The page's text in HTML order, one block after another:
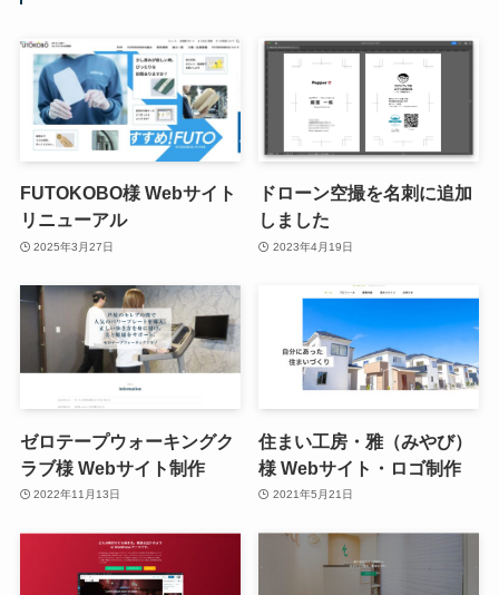
FUTOKOBO様 Webサイト
リニューアル
2025年3月27日
ドローン空撮を名刺に追加
しました
2023年4月19日
ゼロテープウォーキングク
ラブ様 Webサイト制作
2022年11月13日
住まい工房・雅（みやび）
様 Webサイト・ロゴ制作
2021年5月21日